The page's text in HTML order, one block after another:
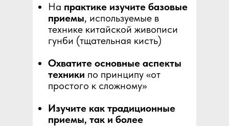
На практике изучите базовые
приемы, используемые в
технике китайской живописи
гунби (тщательная кисть)
Охватите основные аспекты
техники по принципу «от
простого к сложному»
Изучите как традиционные
приемы, так и более